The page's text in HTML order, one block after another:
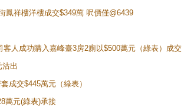
鳳祥樓洋樓成交$349萬 呎價僅@6439
人成功購入嘉峰臺3房2廁以$500萬元（綠表）成交
出
成交$445萬元（綠表）
萬元(綠表)承接